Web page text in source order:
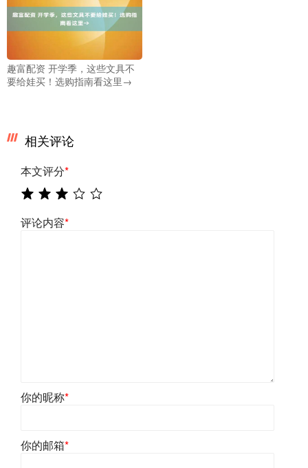
趣富配资 开学季，这些文具不
要给娃买！选购指南看这里→
相关评论
本文评分*
评论内容*
你的昵称*
你的邮箱*